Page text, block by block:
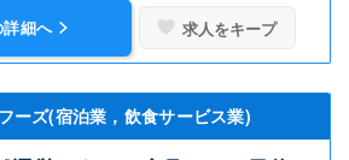
細へ 求人をキープ
ズ(宿泊業，飲食サービス業)